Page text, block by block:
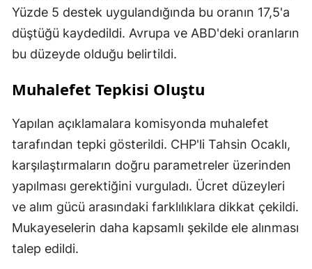
Yüzde 5 destek uygulandığında bu oranın 17,5'a
düştüğü kaydedildi. Avrupa ve ABD'deki oranların
bu düzeyde olduğu belirtildi.
Muhalefet Tepkisi Oluştu
Yapılan açıklamalara komisyonda muhalefet
tarafından tepki gösterildi. CHP'li Tahsin Ocaklı,
karşılaştırmaların doğru parametreler üzerinden
yapılması gerektiğini vurguladı. Ücret düzeyleri
ve alım gücü arasındaki farklılıklara dikkat çekildi.
Mukayeselerin daha kapsamlı şekilde ele alınması
talep edildi.